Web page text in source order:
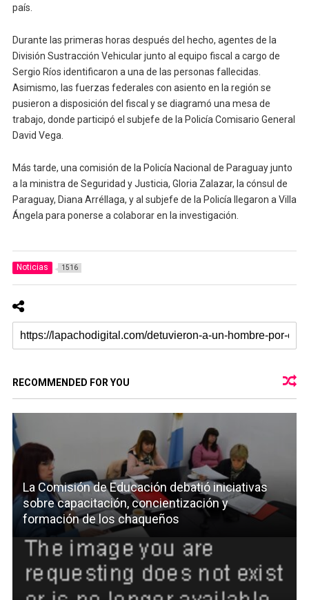
país.
Durante las primeras horas después del hecho, agentes de la
División Sustracción Vehicular junto al equipo fiscal a cargo de
Sergio Ríos identificaron a una de las personas fallecidas.
Asimismo, las fuerzas federales con asiento en la región se
pusieron a disposición del fiscal y se diagramó una mesa de
trabajo, donde participó el subjefe de la Policía Comisario General
David Vega.
Más tarde, una comisión de la Policía Nacional de Paraguay junto
a la ministra de Seguridad y Justicia, Gloria Zalazar, la cónsul de
Paraguay, Diana Arréllaga, y al subjefe de la Policía llegaron a Villa
Ángela para ponerse a colaborar en la investigación.
Noticias 1516
RECOMMENDED FOR YOU
La Comisión de Educación debatió iniciativas
sobre capacitación, concientización y
formación de los chaqueños